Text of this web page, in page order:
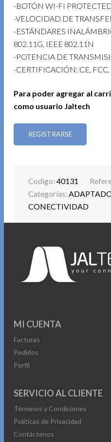
-BOTÓN WI-FI
-VELOCIDAD DE
-ESTÁNDARES
802.11G, IEEE 802.11N
-POTENCIA DE
-CERTIFICACIÓN: CE, FCC,
Para poder agregar al
como usuario Jaltech
REGISTRARSE
Codigo:40131
Categorías:
CONECTIVIDAD
MI CUENTA
Facturas
Pedidos
Perfil
SERVICIO AL CLIENTE
Términos y Condiciones
Políticas de Privacidad
Contáctenos